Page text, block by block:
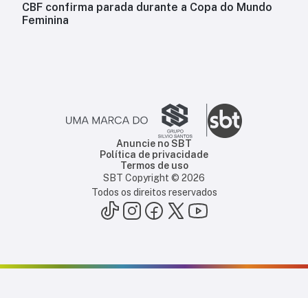
CBF confirma parada durante a Copa do Mundo
Feminina
Anuncie no SBT
Política de privacidade
Termos de uso
SBT Copyright © 2026
Todos os direitos reservados